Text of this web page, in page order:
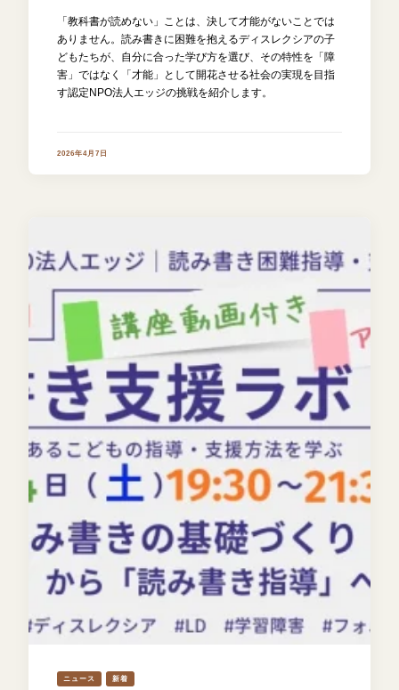
「教科書が読めない」ことは、決して才能がないことでは
ありません。読み書きに困難を抱えるディスレクシアの子
どもたちが、自分に合った学び方を選び、その特性を「障
害」ではなく「才能」として開花させる社会の実現を目指
す認定NPO法人エッジの挑戦を紹介します。
2026年4月7日
ニュース 新着